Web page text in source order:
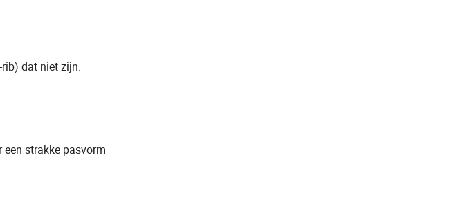
dat niet zijn.
strakke pasvorm